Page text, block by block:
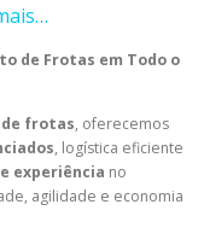
de Frotas em Todo o
frotas, oferecemos
, logística eficiente
experiência no
agilidade e economia